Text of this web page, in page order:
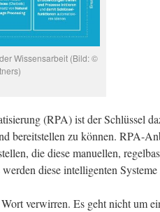
Wissensarbeit (Bild: ©
(RPA) ist der Schlüssel
bereitstellen zu können. RPA-
die diese manuellen,
diese intelligenten Systeme
verwirren. Es geht nicht um